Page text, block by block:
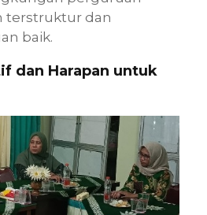
terstruktur dan
baik.
dan Harapan untuk